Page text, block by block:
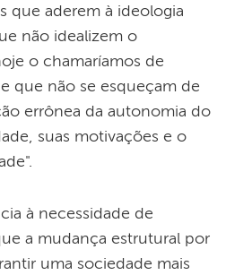
que aderem à ideologia
não idealizem o
o chamaríamos de
que não se esqueçam de
errônea da autonomia do
suas motivações e o
à necessidade de
a mudança estrutural por
uma sociedade mais